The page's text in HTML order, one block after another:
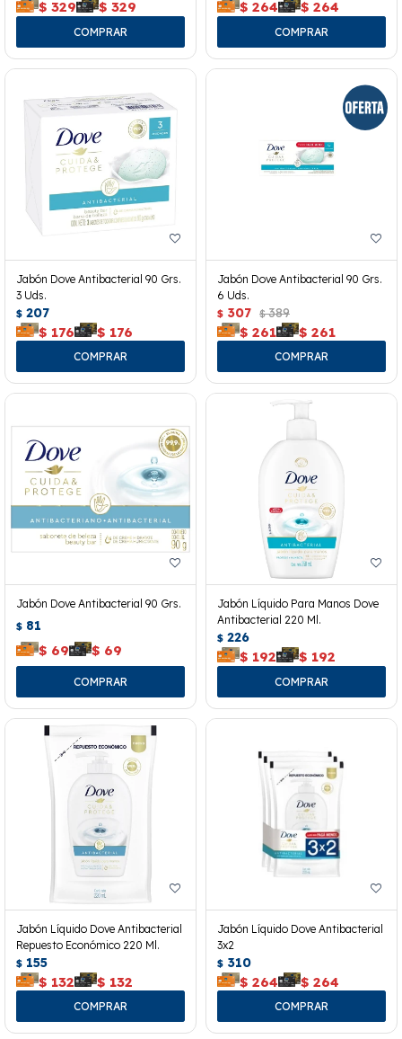
$ 329 $ 329 $ 264 $ 264
Jabón Dove Antibacterial 90 Grs.
3 Uds.
$ 207
$ 176 $ 176
Jabón Dove Antibacterial 90 Grs.
6 Uds.
$ 307 $ 389
$ 261 $ 261
Jabón Dove Antibacterial 90 Grs.
$ 81
$ 69 $ 69
Jabón Líquido Para Manos Dove
Antibacterial 220 Ml.
$ 226
$ 192 $ 192
Jabón Líquido Dove Antibacterial
Repuesto Económico 220 Ml.
$ 155
$ 132 $ 132
Jabón Líquido Dove Antibacterial
3x2
$ 310
$ 264 $ 264